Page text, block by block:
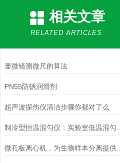
相关文章
RELATED ARTICLES
显微镜测微尺的算法
PN55防锈润滑剂
超声波探伤仪清洁步骤你都对了么
微孔板离心机，为生物样本分离提供可靠保障